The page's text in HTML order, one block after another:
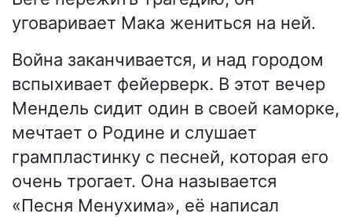
уговаривает Мака жениться на ней.
Война заканчивается, и над городом
вспыхивает фейерверк. В этот вечер
Мендель сидит один в своей каморке,
мечтает о Родине и слушает
грампластинку с песней, которая его
очень трогает. Она называется
«Песня Менухима», её написал